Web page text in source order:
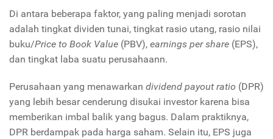
Di antara beberapa faktor, yang paling menjadi sorotan
adalah tingkat dividen tunai, tingkat rasio utang, rasio nilai
buku/Price to Book Value (PBV), earnings per share (EPS),
dan tingkat laba suatu perusahaann.
Perusahaan yang menawarkan dividend payout ratio (DPR)
yang lebih besar cenderung disukai investor karena bisa
memberikan imbal balik yang bagus. Dalam praktiknya,
DPR berdampak pada harga saham. Selain itu, EPS juga